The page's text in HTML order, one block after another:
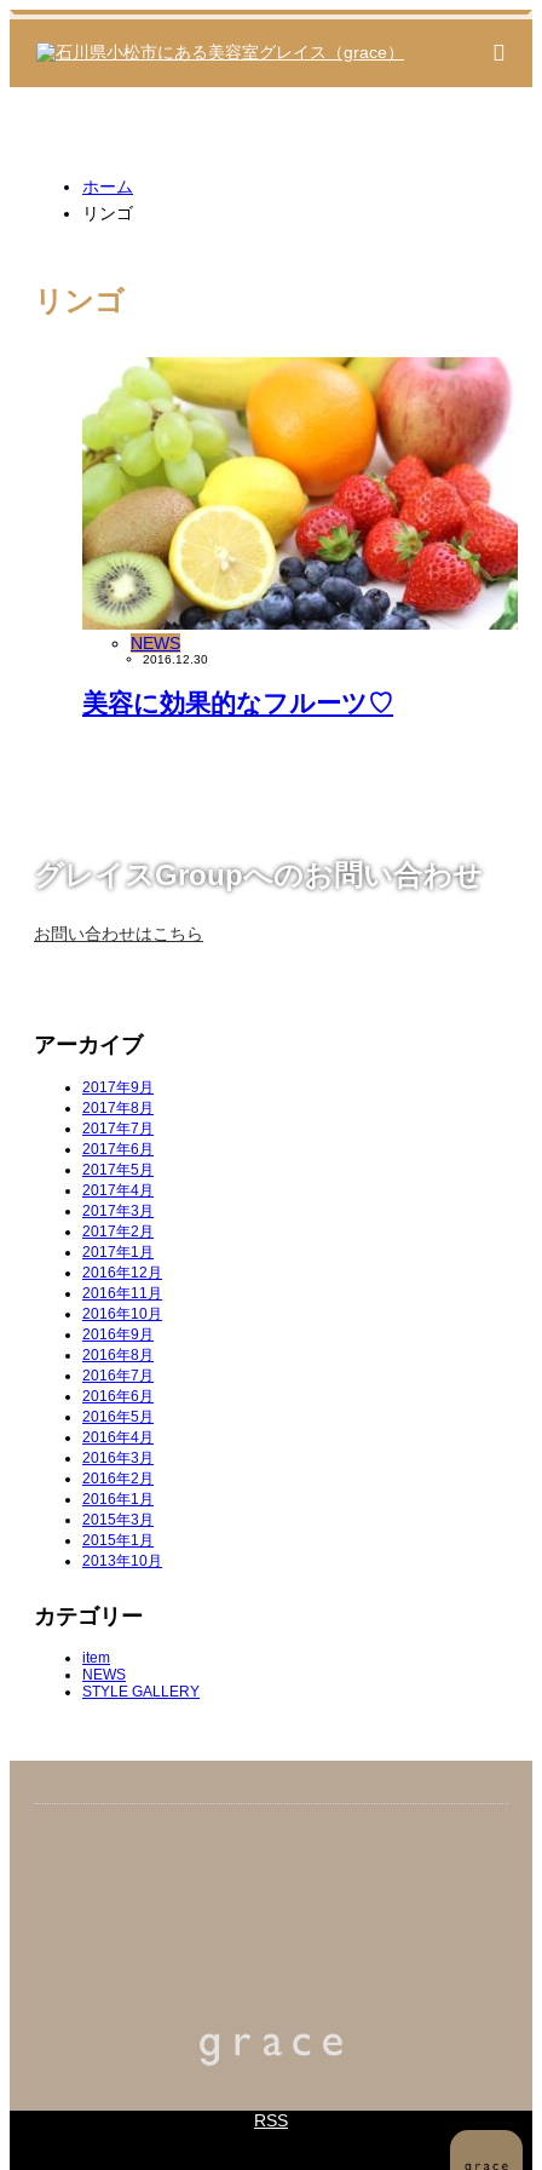
ホーム
リンゴ
リンゴ
NEWS
2016.12.30
美容に効果的なフルーツ♡
グレイスGroupへのお問い合わせ
お問い合わせはこちら
アーカイブ
2017年9月
2017年8月
2017年7月
2017年6月
2017年5月
2017年4月
2017年3月
2017年2月
2017年1月
2016年12月
2016年11月
2016年10月
2016年9月
2016年8月
2016年7月
2016年6月
2016年5月
2016年4月
2016年3月
2016年2月
2016年1月
2015年3月
2015年1月
2013年10月
カテゴリー
item
NEWS
STYLE GALLERY
RSS